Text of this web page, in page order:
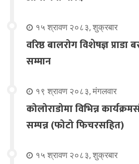
१५ श्रावण २०८३, शुक्रबार
वरिष्ठ बालरोग विशेषज्ञ प्राडा
सम्मान
१९ श्रावण २०८३, मंगलवार
कोलोराडोमा विभिन्न
सम्पन्न (फोटो फिचरसहित)
१५ श्रावण २०८३, शुक्रबार